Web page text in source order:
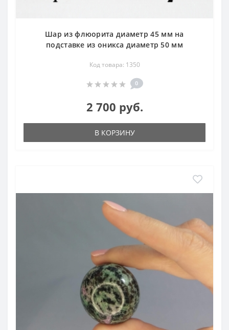
Шар из флюорита диаметр 45 мм на
подставке из оникса диаметр 50 мм
Код товара: 1350
0
2 700 руб.
В КОРЗИНУ